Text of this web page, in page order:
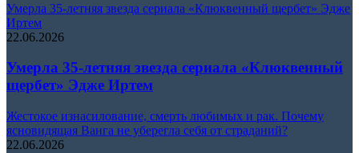
Умерла 35-летняя звезда сериала «Клюквенный щербет» Эдже
Иртем
22.06.2026
Умерла 35-летняя звезда сериала «Клюквенный
щербет» Эдже Иртем
Жестокое изнасилование, смерть любимых и рак. Почему
ясновидящая Ванга не уберегла себя от страданий?
22.06.2026